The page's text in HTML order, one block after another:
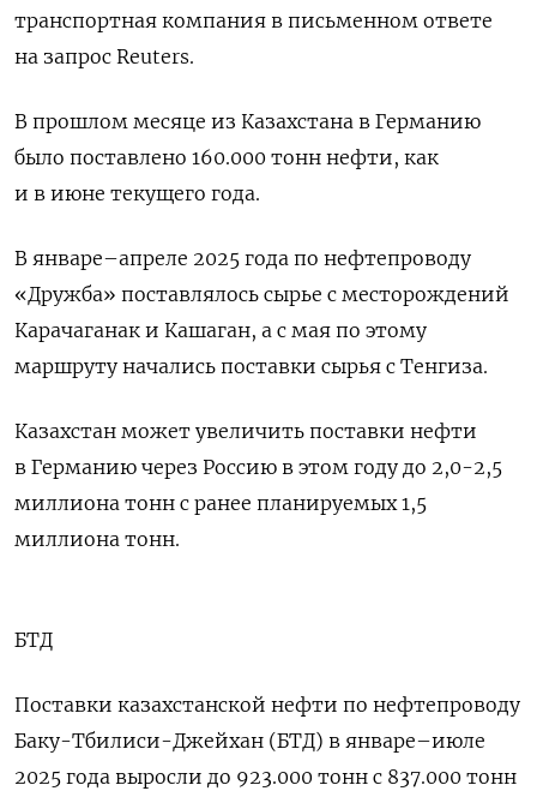
транспортная компания в письменном ответе
на запрос Reuters.
В прошлом месяце из Казахстана в Германию
было поставлено 160.000 тонн нефти, как
и в июне текущего года.
В январе–апреле 2025 года по нефтепроводу
«Дружба» поставлялось сырье с месторождений
Карачаганак и Кашаган, а с мая по этому
маршруту начались поставки сырья с Тенгиза.
Казахстан может увеличить поставки нефти
в Германию через Россию в этом году до 2,0-2,5
миллиона тонн с ранее планируемых 1,5
миллиона тонн.
БТД
Поставки казахстанской нефти по нефтепроводу
Баку-Тбилиси-Джейхан (БТД) в январе–июле
2025 года выросли до 923.000 тонн с 837.000 тонн